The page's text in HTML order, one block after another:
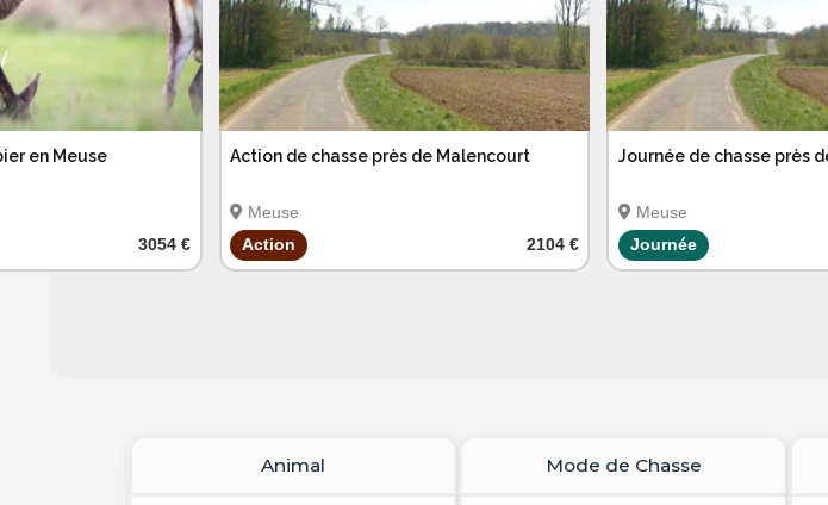
en Meuse
3054 €
Action de chasse près de Malencourt
Meuse
Action
2104 €
Journée de chasse près
Meuse
Journée
Animal Mode de Chasse